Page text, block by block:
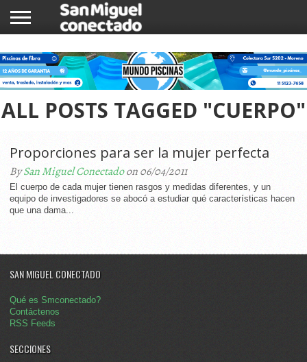
NOTICIAS
COMUNIDAD
COMERCIOS
ALL POSTS TAGGED "CUERPO"
Proporciones para ser la mujer perfecta
BySan Miguel Conectadoon 06/04/2011
El cuerpo de cada mujer tienen rasgos y medidas diferentes, y un
equipo de investigadores se abocó a estudiar qué características hacen
que una dama...
SAN MIGUEL CONECTADO
Qué es Smconectado?
Contáctenos
RSS Feeds
SECCIONES